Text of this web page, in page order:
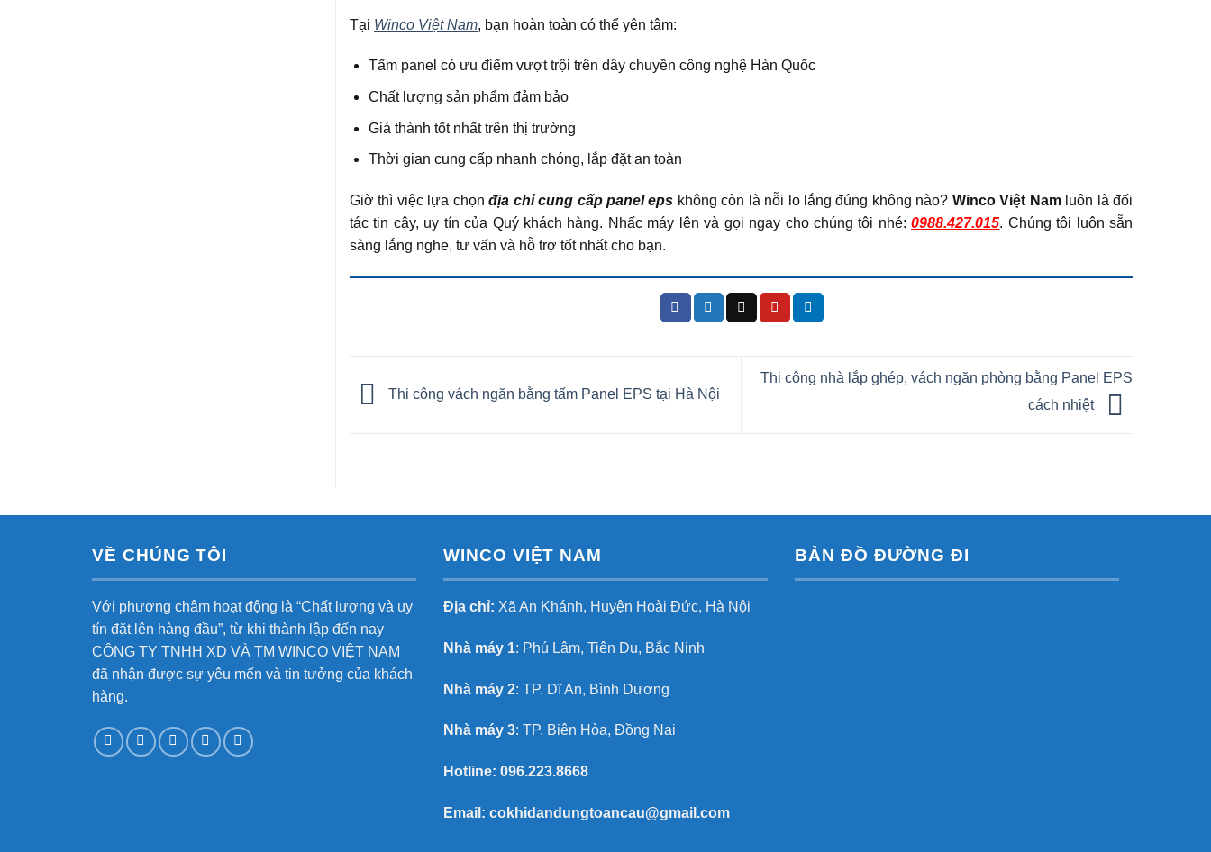
Tại Winco Việt Nam, bạn hoàn toàn có thể yên tâm:
Tấm panel có ưu điểm vượt trội trên dây chuyền công nghệ Hàn Quốc
Chất lượng sản phẩm đảm bảo
Giá thành tốt nhất trên thị trường
Thời gian cung cấp nhanh chóng, lắp đặt an toàn
Giờ thì việc lựa chọnđịa chỉ cung cấp panel eps không còn là nỗi lo lắng đúng không nào? Winco Việt Namluôn là đối
tác tin cậy, uy tín của Quý khách hàng. Nhấc máy lên và gọi ngay cho chúng tôi nhé:0988.427.015. Chúng tôi luôn sẵn
sàng lắng nghe, tư vấn và hỗ trợ tốt nhất cho bạn.
Thi công vách ngăn bằng tấm Panel EPS tại Hà Nội
Thi công nhà lắp ghép, vách ngăn phòng bằng Panel EPS
cách nhiệt
VỀ CHÚNG TÔI
Với phương châm hoạt động là “Chất lượng và uy
tín đặt lên hàng đầu”, từ khi thành lập đến nay
CÔNG TY TNHH XD VÀ TM WINCO VIỆT NAM
đã nhận được sự yêu mến và tin tưởng của khách
hàng.
WINCO VIỆT NAM
Địa chỉ: Xã An Khánh, Huyện Hoài Đức, Hà Nội
Nhà máy 1: Phú Lâm, Tiên Du, Bắc Ninh
Nhà máy 2: TP. Dĩ An, Bình Dương
Nhà máy 3: TP. Biên Hòa, Đồng Nai
Hotline: 096.223.8668
Email: cokhidandungtoancau@gmail.com
BẢN ĐỒ ĐƯỜNG ĐI